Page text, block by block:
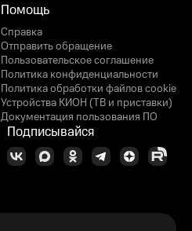
Помощь
Справка
Отправить обращение
Пользовательское соглашение
Политика конфиденциальности
Политика обработки файлов cookie
Устройства КИОН (ТВ и приставки)
Документация пользования ПО
Подписывайся